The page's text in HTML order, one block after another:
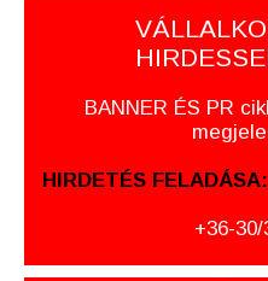
BANNER ÉS PR
HIRDETÉS FELADÁSA:
+36-